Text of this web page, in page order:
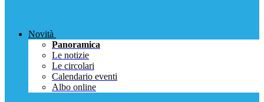
Novità
Panoramica
Le notizie
Le circolari
Calendario eventi
Albo online